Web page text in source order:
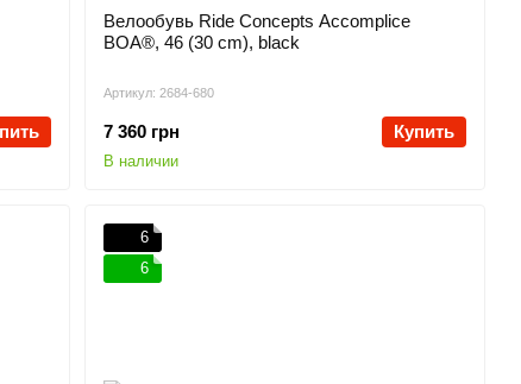
Артикул: 2684-680
Велообувь Ride Concepts Accomplice
BOA®, 46 (30 cm), black
7 360 грн Купить
В наличии
6
6